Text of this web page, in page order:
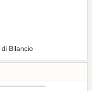
Bilancio